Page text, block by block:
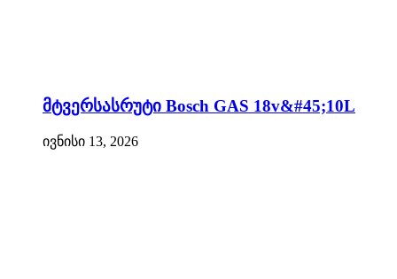
მტვერსასრუტი Bosch GAS 18v&#45;10L
ივნისი 13, 2026